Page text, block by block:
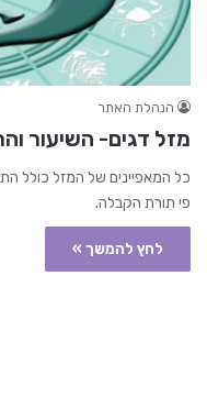
הנהלת האתר
מזל דגים- השיעור
כל המאפיינים של המזל כולל
פי תורת הקבלה.
לחץ להמשך »